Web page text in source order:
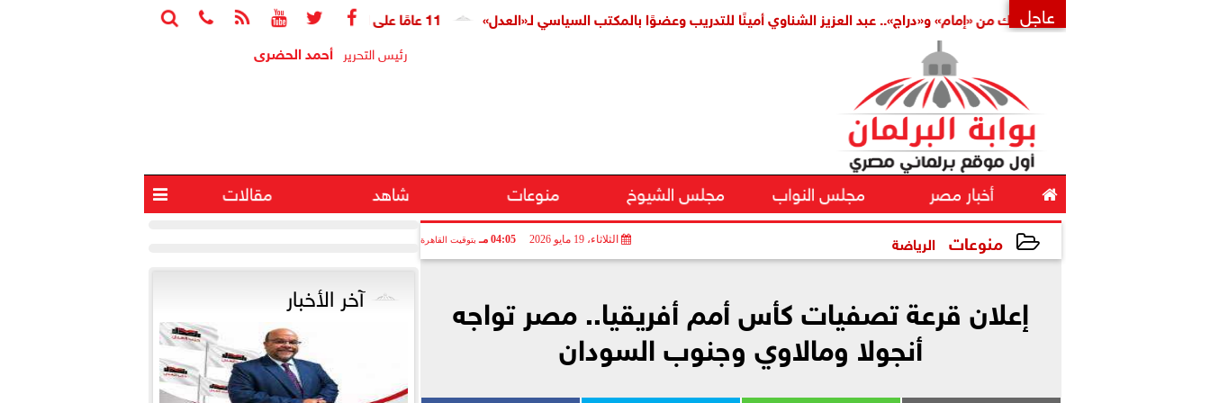





 عاجل 11 عامًا على افتتاح قناة السويس الجديدة.. النائبة مروة قنصوة: رؤية الدولة حولت الممر الملاحي إلى مركز اقتصادي عالمي بتكليف مشترك من «إمام» و«دراج».. عبد العزيز الشناوي أمينًا للتدريب وعضوًا بالمكتب السياسي لـ«العدل»
رئيس التحرير أحمد الحضرى
 أخبار مصر مجلس النواب مجلس الشيوخ منوعات شاهد مقالات 
منوعات الرياضة الثلاثاء، 19 مايو 2026 04:05 مـ بتوقيت القاهرة
إعلان قرعة تصفيات كأس أمم أفريقيا.. مصر تواجه
أنجولا ومالاوي وجنوب السودان
آخر الأخبار